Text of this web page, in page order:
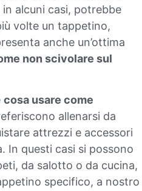
alcuni casi, potrebbe
volte un tappetino,
anche un’ottima
non scivolare sul
cosa usare come
allenarsi da
attrezzi e accessori
In questi casi si possono
da salotto o da cucina,
specifico, a nostro